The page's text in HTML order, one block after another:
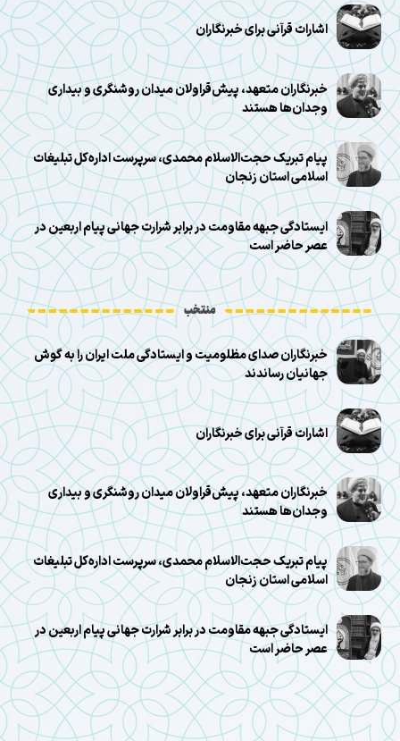
اشارات قرآنی برای خبرنگاران
خبرنگاران متعهد، پیش‌قراولان میدان روشنگری و بیداری
وجدان‌ها هستند
پیام تبریک حجت‌الاسلام محمدی، سرپرست اداره‌کل تبلیغات
اسلامی استان زنجان
ایستادگی جبهه مقاومت در برابر شرارت جهانی پیام اربعین در
عصر حاضر است
منتخب
خبرنگاران صدای مظلومیت و ایستادگی ملت ایران را به گوش
جهانیان رساندند
اشارات قرآنی برای خبرنگاران
خبرنگاران متعهد، پیش‌قراولان میدان روشنگری و بیداری
وجدان‌ها هستند
پیام تبریک حجت‌الاسلام محمدی، سرپرست اداره‌کل تبلیغات
اسلامی استان زنجان
ایستادگی جبهه مقاومت در برابر شرارت جهانی پیام اربعین در
عصر حاضر است